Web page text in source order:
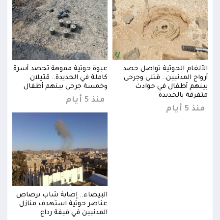
الألغام الحوثية تواصل حصد
أرواح المدنيين.. قتلى وجرحى
بينهم أطفال في حوادث
متفرقة بالحديدة
منذ 5 أيام
عبوة حوثية مموهة تحصد أسرة
كاملة في الحديدة.. قتيلان
وخمسة جرحى بينهم أطفال
منذ 5 أيام
البيضاء.. إصابة شاب برصاص
عناصر حوثية استهدف منازل
المدنيين في قيفة رداع